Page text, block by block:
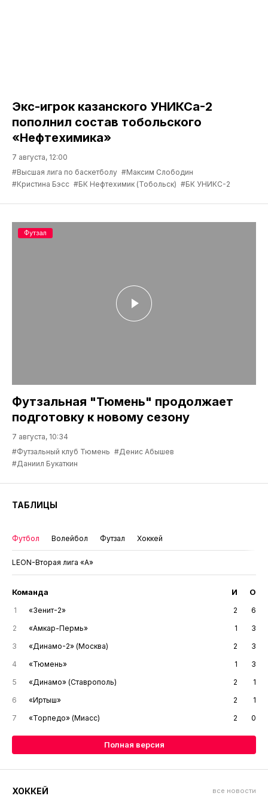
Экс-игрок казанского УНИКСа-2
пополнил состав тобольского
«Нефтехимика»
7 августа, 12:00
#Высшая лига по баскетболу #Максим Слободин
#Кристина Бэсс #БК Нефтехимик (Тобольск) #БК УНИКС-2
Футзальная "Тюмень" продолжает
подготовку к новому сезону
7 августа, 10:34
#Футзальный клуб Тюмень #Денис Абышев
#Даниил Букаткин
Футзал
ТАБЛИЦЫ
Футбол Волейбол Футзал Хоккей
LEON-Вторая лига «А»
Команда И О
1 «Зенит-2» 2
6
2
«Амкар-Пермь» 1
3
3
«Динамо-2» (Москва) 2
3
4
«Тюмень» 1
3
5
«Динамо» (Ставрополь) 2
1
6
«Иртыш» 2
1
7
«Торпедо» (Миасс) 2 0
Полная версия
ХОККЕЙ все новости